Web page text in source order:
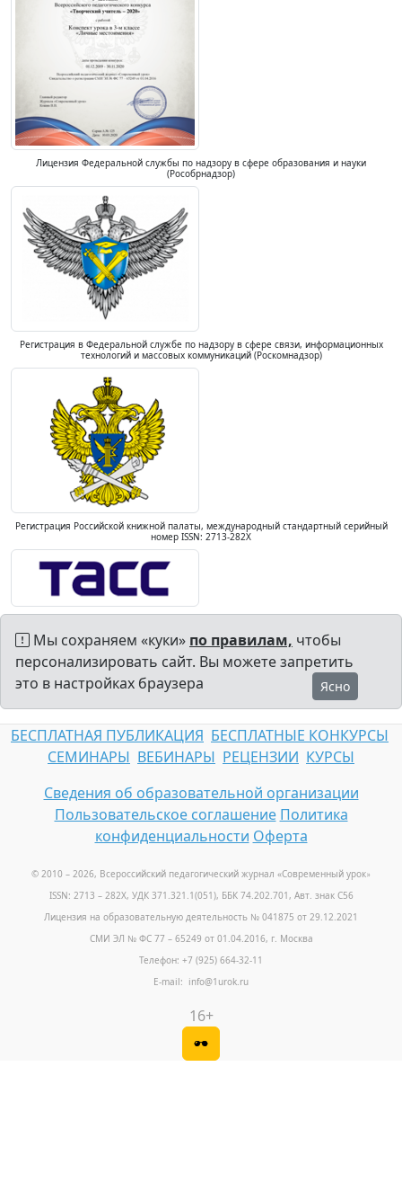
Лицензия Федеральной службы по надзору в сфере образования и науки
(Рособрнадзор)
Регистрация в Федеральной службе по надзору в сфере связи, информационных
технологий и массовых коммуникаций (Роскомнадзор)
Регистрация Российской книжной палаты, международный стандартный серийный
номер ISSN: 2713-282X
Мы сохраняем «куки» по правилам, чтобы
персонализировать сайт. Вы можете запретить
это в настройках браузера
Ясно
БЕСПЛАТНАЯ ПУБЛИКАЦИЯ БЕСПЛАТНЫЕ КОНКУРСЫ
СЕМИНАРЫ ВЕБИНАРЫ РЕЦЕНЗИИ КУРСЫ
Сведения об образовательной организации
Пользовательское соглашение Политика
конфиденциальности Оферта
© 2010 – 2026, Всероссийский педагогический журнал «Современный урок»
ISSN: 2713 – 282X, УДК 371.321.1(051), ББК 74.202.701, Авт. знак С56
Лицензия на образовательную деятельность № 041875 от 29.12.2021
СМИ ЭЛ № ФС 77 – 65249 от 01.04.2016, г. Москва
Телефон: +7 (925) 664-32-11
E-mail: info@1urok.ru
16+